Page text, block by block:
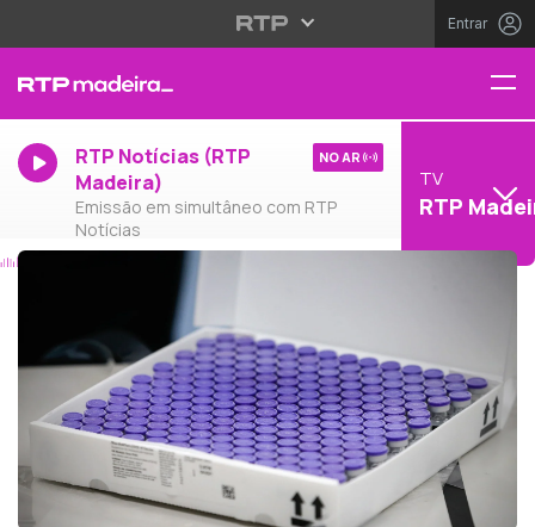
Entrar
RTP Notícias (RTP
Madeira)
Emissão em simultâneo com RTP
Notícias
NO AR
TV
RTP